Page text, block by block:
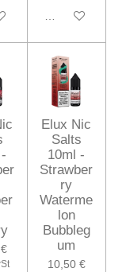
In den
Elux Nic
Salts
10ml -
Strawber
ry
Waterme
lon
Bubbleg
um
10,50 €